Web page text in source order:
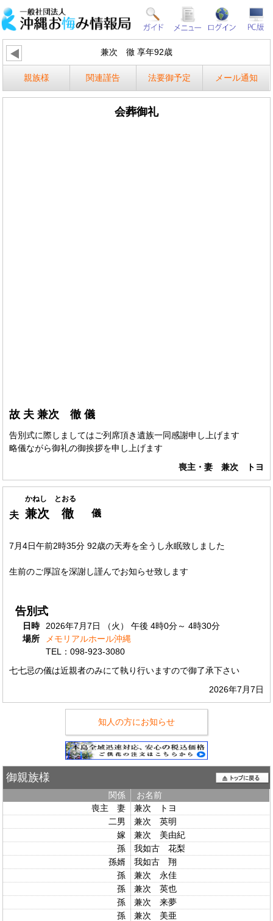
兼次 徹 享年92歳
親族様 関連謹告 法要御予定 メール通知
会葬御礼
故 夫 兼次 徹 儀
告別式に際しましてはご列席頂き遺族一同感謝申し上げます
略儀ながら御礼の御挨拶を申し上げます
喪主・妻 兼次 トヨ
かねし とおる
夫 兼次 徹 儀
7月4日午前2時35分 92歳の天寿を全うし永眠致しました
生前のご厚誼を深謝し謹んでお知らせ致します
告別式
日時
2026年7月7日 （火） 午後 4時0分～ 4時30分
場所
メモリアルホール沖縄
TEL：098-923-3080
七七忌の儀は近親者のみにて執り行いますので御了承下さい
2026年7月7日
知人の方にお知らせ
御親族様
関係
お名前
喪主 妻
兼次 トヨ
二男
兼次 英明
嫁
兼次 美由紀
孫
我如古 花梨
孫婿
我如古 翔
孫
兼次 永佳
孫
兼次 英也
孫
兼次 来夢
孫
兼次 美亜